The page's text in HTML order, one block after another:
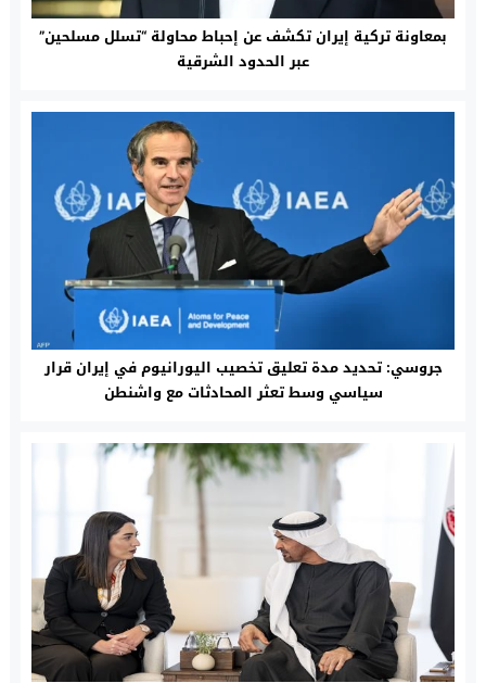
بمعاونة تركية إيران تكشف عن إحباط محاولة “تسلل مسلحين”
عبر الحدود الشرقية
جروسي: تحديد مدة تعليق تخصيب اليورانيوم في إيران قرار
سياسي وسط تعثر المحادثات مع واشنطن